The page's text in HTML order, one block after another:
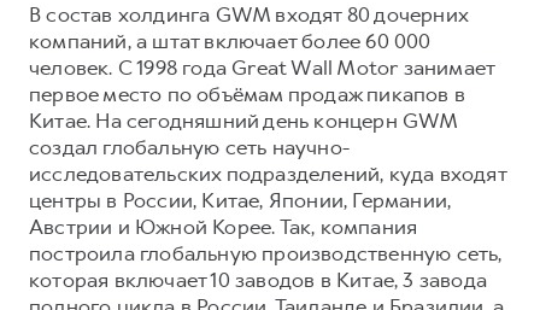
В состав холдинга GWM входят 80 дочерних
компаний, а штат включает более 60 000
человек. С 1998 года Great Wall Motor занимает
первое место по объёмам продаж пикапов в
Китае. На сегодняшний день концерн GWM
создал глобальную сеть научно-
исследовательских подразделений, куда входят
центры в России, Китае, Японии, Германии,
Австрии и Южной Корее. Так, компания
построила глобальную производственную сеть,
которая включает 10 заводов в Китае, 3 завода